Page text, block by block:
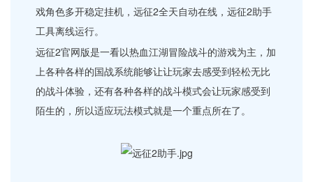
戏角色多开稳定挂机，远征2全天自动在线，远征2助手
工具离线运行。
远征2官网版是一看以热血江湖冒险战斗的游戏为主，加
上各种各样的国战系统能够让让玩家去感受到轻松无比
的战斗体验，还有各种各样的战斗模式会让玩家感受到
陌生的，所以适应玩法模式就是一个重点所在了。